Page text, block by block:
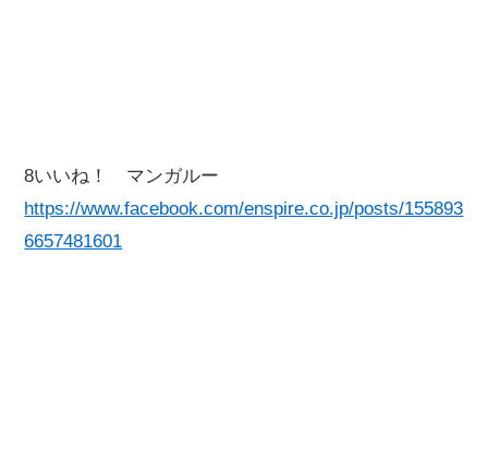
8いいね！ マンガルー
https://www.facebook.com/enspire.co.jp/posts/155893
6657481601